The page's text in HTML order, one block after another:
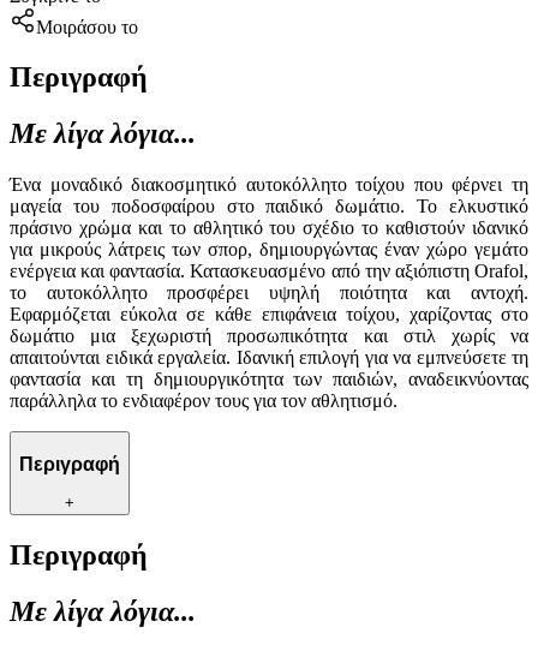
Μοιράσου το
Περιγραφή
Με λίγα λόγια...
Ένα μοναδικό διακοσμητικό αυτοκόλλητο τοίχου που φέρνει τη
μαγεία του ποδοσφαίρου στο παιδικό δωμάτιο. Το ελκυστικό
πράσινο χρώμα και το αθλητικό του σχέδιο το καθιστούν ιδανικό
για μικρούς λάτρεις των σπορ, δημιουργώντας έναν χώρο γεμάτο
ενέργεια και φαντασία. Κατασκευασμένο από την αξιόπιστη Orafol,
το αυτοκόλλητο προσφέρει υψηλή ποιότητα και αντοχή.
Εφαρμόζεται εύκολα σε κάθε επιφάνεια τοίχου, χαρίζοντας στο
δωμάτιο μια ξεχωριστή προσωπικότητα και στιλ χωρίς να
απαιτούνται ειδικά εργαλεία. Ιδανική επιλογή για να εμπνεύσετε τη
φαντασία και τη δημιουργικότητα των παιδιών, αναδεικνύοντας
παράλληλα το ενδιαφέρον τους για τον αθλητισμό.
Περιγραφή
+
Περιγραφή
Με λίγα λόγια...